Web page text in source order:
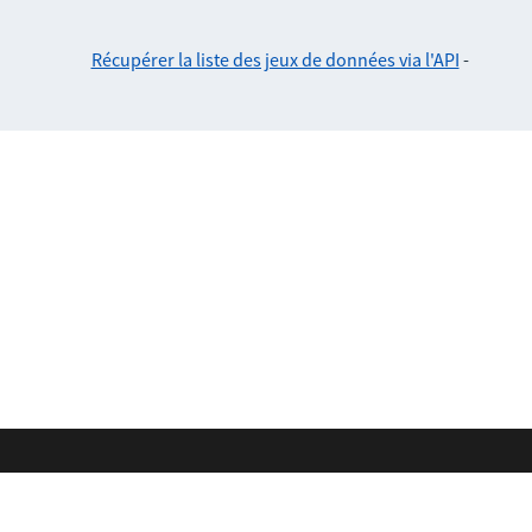
Récupérer la liste des jeux de données via l'API -